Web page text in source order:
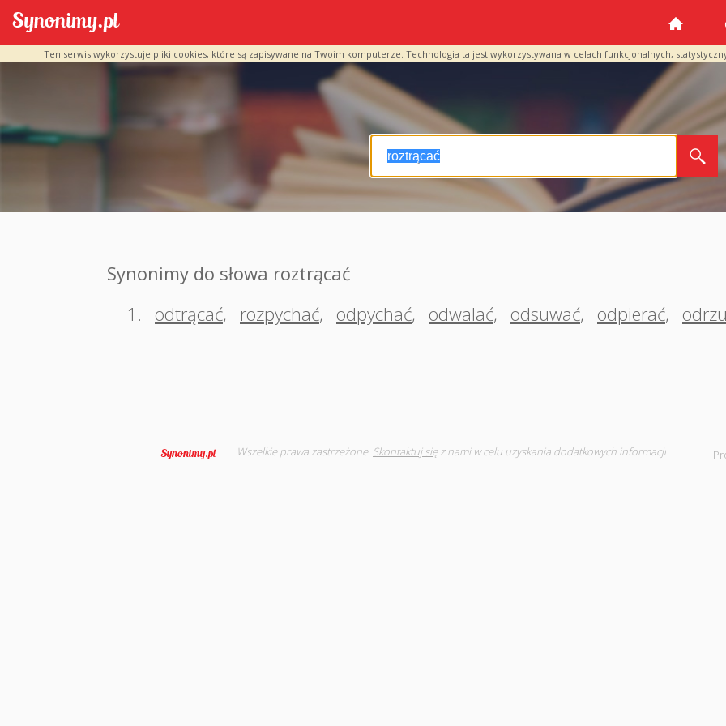
Ten serwis wykorzystuje pliki cookies, które są zapisywane na Twoim komputerze. Technologia ta jest wykorzystywana w celach funkcjonalnych,
Synonimy do słowa roztrącać
1.
odtrącać, rozpychać, odpychać, odwalać, odsuwać, odpierać,
Wszelkie prawa zastrzeżone. Skontaktuj sięz nami w celu uzyskania dodatkowych informacji